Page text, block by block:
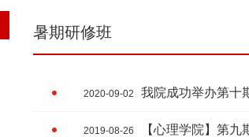
暑期研修班
2020-09-02 我院成功举办第十
2019-08-26 【心理学院】第九